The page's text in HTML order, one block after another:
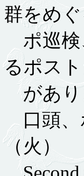
群をめ
ポ巡検
るポス
があり
口頭、
（火）